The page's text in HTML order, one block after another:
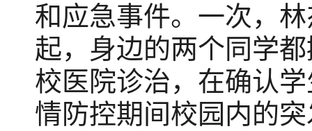
和应急事件。一次，
起，身边的两个同学
校医院诊治，在确认
情防控期间校园内的